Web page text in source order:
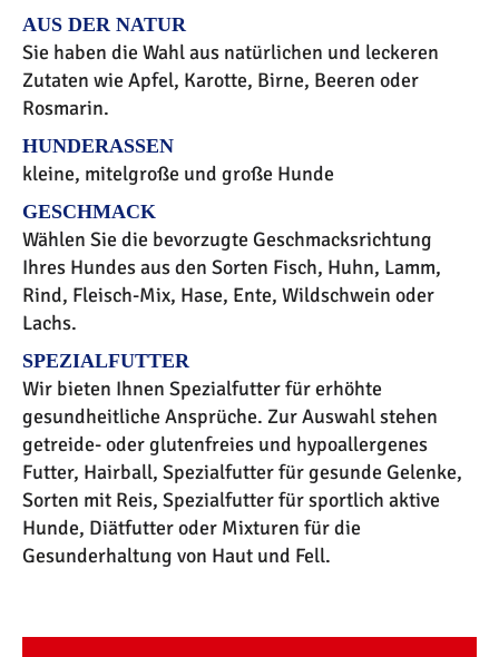
AUS DER NATUR
Sie haben die Wahl aus natürlichen und leckeren
Zutaten wie Apfel, Karotte, Birne, Beeren oder
Rosmarin.
HUNDERASSEN
kleine, mitelgroße und große Hunde
GESCHMACK
Wählen Sie die bevorzugte Geschmacksrichtung
Ihres Hundes aus den Sorten Fisch, Huhn, Lamm,
Rind, Fleisch-Mix, Hase, Ente, Wildschwein oder
Lachs.
SPEZIALFUTTER
Wir bieten Ihnen Spezialfutter für erhöhte
gesundheitliche Ansprüche. Zur Auswahl stehen
getreide- oder glutenfreies und hypoallergenes
Futter, Hairball, Spezialfutter für gesunde Gelenke,
Sorten mit Reis, Spezialfutter für sportlich aktive
Hunde, Diätfutter oder Mixturen für die
Gesunderhaltung von Haut und Fell.